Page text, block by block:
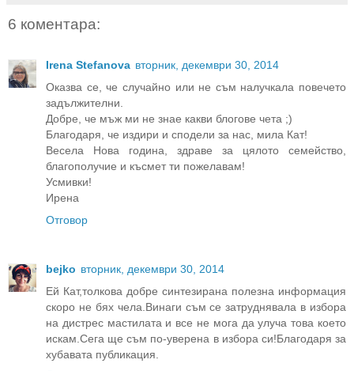
6 коментара:
Irena Stefanova вторник, декември 30, 2014
Оказва се, че случайно или не съм налучкала повечето
задължителни.
Добре, че мъж ми не знае какви блогове чета ;)
Благодаря, че издири и сподели за нас, мила Кат!
Весела Нова година, здраве за цялото семейство,
благополучие и късмет ти пожелавам!
Усмивки!
Ирена
Отговор
bejko вторник, декември 30, 2014
Ей Кат,толкова добре синтезирана полезна информация
скоро не бях чела.Винаги съм се затруднявала в избора
на дистрес мастилата и все не мога да улуча това което
искам.Сега ще съм по-уверена в избора си!Благодаря за
хубавата публикация.